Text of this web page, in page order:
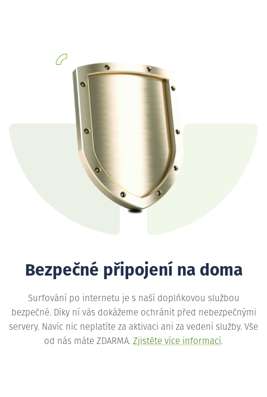
Bezpečné připojení na doma
Surfování po internetu je s naší doplňkovou službou
bezpečné. Díky ní vás dokážeme ochránit před nebezpečnými
servery. Navíc nic neplatíte za aktivaci ani za vedení služby. Vše
od nás máte ZDARMA. Zjistěte více informací.